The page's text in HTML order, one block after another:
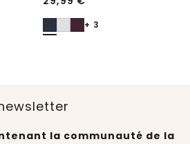
+ 3
la communauté de la